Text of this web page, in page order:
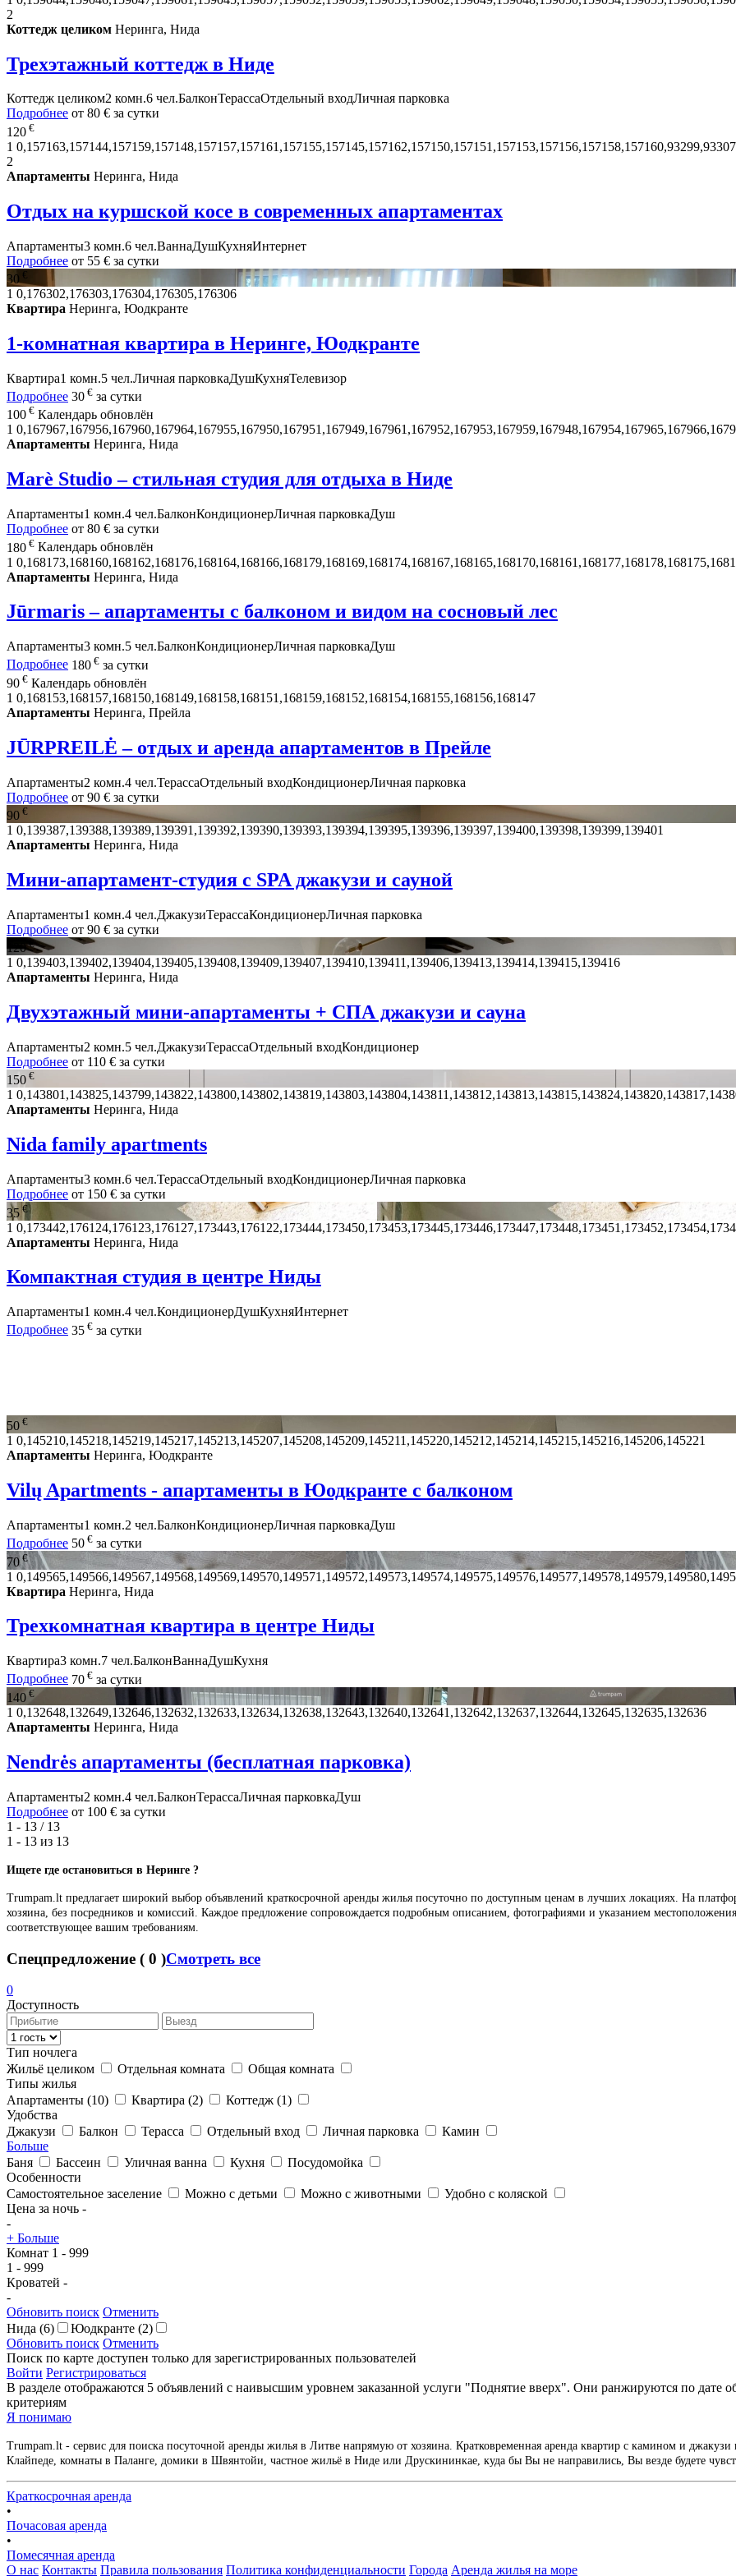
2
Коттедж целиком Неринга, Нида
Трехэтажный коттедж в Ниде
Коттедж целиком2 комн.6 чел.БалконТерассаОтдельный входЛичная парковка
Подробнее от 80 € за сутки
120 €
1 0,157163,157144,157159,157148,157157,157161,157155,157145,157162,157150,157151,157153,157156,157158,157160,93299,93307
2
Апартаменты Неринга, Нида
Отдых на куршской косе в современных апартаментах
Апартаменты3 комн.6 чел.ВаннаДушКухняИнтернет
Подробнее от 55 € за сутки
30 €
1 0,176302,176303,176304,176305,176306
Квартира Неринга, Юодкранте
1-комнатная квартира в Неринге, Юодкранте
Квартира1 комн.5 чел.Личная парковкаДушКухняТелевизор
Подробнее 30 € за сутки
100 € Календарь обновлён
1
Апартаменты Неринга, Нида
Marè Studio – стильная студия для отдыха в Ниде
Апартаменты1 комн.4 чел.БалконКондиционерЛичная парковкаДуш
Подробнее от 80 € за сутки
180 € Календарь обновлён
1
Апартаменты Неринга, Нида
Jūrmaris – апартаменты с балконом и видом на сосновый лес
Апартаменты3 комн.5 чел.БалконКондиционерЛичная парковкаДуш
Подробнее 180 € за сутки
90 € Календарь обновлён
1 0,168153,168157,168150,168149,168158,168151,168159,168152,168154,168155,168156,168147
Апартаменты Неринга, Прейла
JŪRPREILĖ – отдых и аренда апартаментов в Прейле
Апартаменты2 комн.4 чел.ТерассаОтдельный входКондиционерЛичная парковка
Подробнее от 90 € за сутки
90 €
1 0,139387,139388,139389,139391,139392,139390,139393,139394,139395,139396,139397,139400,139398,139399,139401
Апартаменты Неринга, Нида
Мини-апартамент-студия с SPA джакузи и сауной
Апартаменты1 комн.4 чел.ДжакузиТерассаКондиционерЛичная парковка
Подробнее от 90 € за сутки
120€
1 0,139403,139402,139404,139405,139408,139409,139407,139410,139411,139406,139413,139414,139415,139416
Апартаменты Неринга, Нида
Двухэтажный мини-апартаменты + СПА джакузи и сауна
Апартаменты2 комн.5 чел.ДжакузиТерассаОтдельный входКондиционер
Подробнее от 110 € за сутки
150 €
1
Апартаменты Неринга, Нида
Nida family apartments
Апартаменты3 комн.6 чел.ТерассаОтдельный входКондиционерЛичная парковка
Подробнее от 150 € за сутки
35 €
1
Апартаменты Неринга, Нида
Компактная студия в центре Ниды
Апартаменты1 комн.4 чел.КондиционерДушКухняИнтернет
Подробнее 35 € за сутки
50 €
1 0,145210,145218,145219,145217,145213,145207,145208,145209,145211,145220,145212,145214,145215,145216,145206,145221
Апартаменты Неринга, Юодкранте
Vilų Apartments - апартаменты в Юодкранте с балконом
Апартаменты1 комн.2 чел.БалконКондиционерЛичная парковкаДуш
Подробнее 50 € за сутки
70 €
1
Квартира Неринга, Нида
Трехкомнатная квартира в центре Ниды
Квартира3 комн.7 чел.БалконВаннаДушКухня
Подробнее 70 € за сутки
140 €
1 0,132648,132649,132646,132632,132633,132634,132638,132643,132640,132641,132642,132637,132644,132645,132635,132636
Апартаменты Неринга, Нида
Nendrės апартаменты (бесплатная парковка)
Апартаменты2 комн.4 чел.БалконТерассаЛичная парковкаДуш
Подробнее от 100 € за сутки
1 - 13 / 13
1 - 13 из 13
Ищете где остановиться в Неринге ?
Trumpam.lt предлагает широкий выбор объявлений краткосрочной аренды жилья посуточно по доступным ценам в лучших локациях. На
хозяина, без посредников и комиссий. Каждое предложение сопровождается подробным описанием, фотографиями и указанием
соответствующее вашим требованиям.
Спецпредложение ( 0 )Смотреть все
0
Доступность
Тип ночлега
Жильё целиком
Отдельная комната
Общая комната
Типы жилья
Апартаменты (10) Квартира (2) Коттедж (1)
Удобства
Джакузи
Балкон Терасса Отдельный вход Личная парковка
Камин
Больше
Баня
Бассеин Уличная ванна Кухня
Посудомойка
Особенности
Самостоятельное заселение
Можно с детьми Можно с животными
Удобно с коляской
Цена за ночь -
-
+ Больше
Комнат 1 - 999
1 - 999
Кроватей -
-
Обновить поиск Отменить
Нида (6) Юодкранте (2)
Обновить поиск Отменить
Поиск по карте доступен только для зарегистрированных пользователей
Войти Регистрироваться
В разделе отображаются 5 объявлений с наивысшим уровнем заказанной услуги "Поднятие вверх". Они ранжируются по дате
критериям
Я понимаю
Trumpam.lt - сервис для поиска посуточной аренды жилья в Литве напрямую от хозяина. Кратковременная аренда квартир с камином и
Клайпеде, комнаты в Паланге, домики в Швянтойи, частное жильё в Ниде или Друскининкае, куда бы Вы не направились, Вы везде будете
Краткосрочная аренда
•
Почасовая аренда
•
Помесячная аренда
О нас Контакты Правила пользования Политика конфиденциальности Города Аренда жилья на море